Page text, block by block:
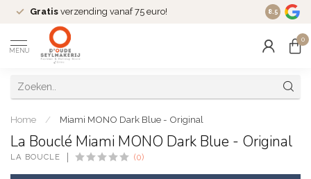
Gratis verzending vanaf 75 euro! Dé
8.5
MENU
0
Home / Miami MONO Dark Blue - Original
La Bouclé Miami MONO Dark Blue - Original
LA BOUCLÉ (0)